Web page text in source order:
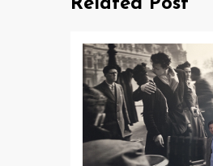
ー
シ
ン
Related Post